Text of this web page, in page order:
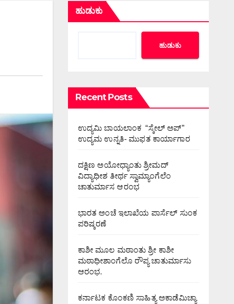
ಹುಡುಕು
ಹುಡುಕು
Recent Posts
ಉದ್ಯಮಿ ಬಾಯಲಾಂಕ “ಸ್ಕೇಲ್ ಅಪ್”
ಉದ್ಯಮ ಉನ್ನತಿ- ಮುಫತ ಕಾರ್ಯಾಗಾರ
ದಕ್ಷಿಣ ಅಯೋಧ್ಯಾಂತು ಶ್ರೀಮದ್
ವಿದ್ಯಾಧೀಶ ತೀರ್ಥ ಸ್ವಾಮ್ಯಾಂಗೆಲೆಂ
ಚಾತುರ್ಮಾಸ ಆರಂಭ
ಭಾರತ ಅಂಚೆ ಇಲಾಖೆಯ ಪಾರ್ಸೆಲ್ ಸುಂಕ
ಪರಿಷ್ಕರಣೆ
ಕಾಶೀ ಮೂಲ ಮಠಾಂತು ಶ್ರೀ ಕಾಶೀ
ಮಠಾಧೀಶಾಂಗೆಲೊ ರೌಪ್ಯ ಚಾತುರ್ಮಾಸು
ಆರಂಭ.
ಕರ್ನಾಟಕ ಕೊಂಕಣಿ ಸಾಹಿತ್ಯ ಅಕಾಡೆಮಿಚ್ಯಾ